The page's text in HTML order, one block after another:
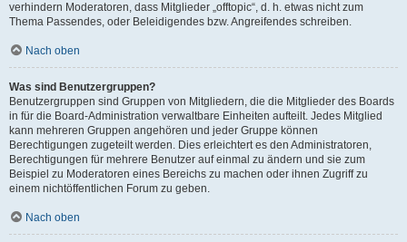
verhindern Moderatoren, dass Mitglieder „offtopic“, d. h. etwas nicht zum
Thema Passendes, oder Beleidigendes bzw. Angreifendes schreiben.
Nach oben
Was sind Benutzergruppen?
Benutzergruppen sind Gruppen von Mitgliedern, die die Mitglieder des Boards
in für die Board-Administration verwaltbare Einheiten aufteilt. Jedes Mitglied
kann mehreren Gruppen angehören und jeder Gruppe können
Berechtigungen zugeteilt werden. Dies erleichtert es den Administratoren,
Berechtigungen für mehrere Benutzer auf einmal zu ändern und sie zum
Beispiel zu Moderatoren eines Bereichs zu machen oder ihnen Zugriff zu
einem nichtöffentlichen Forum zu geben.
Nach oben